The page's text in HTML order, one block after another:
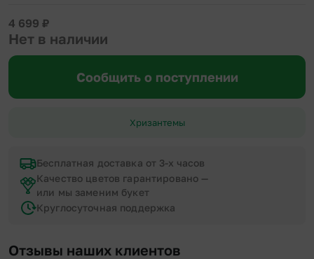
4 699 ₽
Нет в наличии
Сообщить о поступлении
Хризантемы
Бесплатная доставка от 3-х часов
Качество цветов гарантировано —
или мы заменим букет
Круглосуточная поддержка
Отзывы наших клиентов